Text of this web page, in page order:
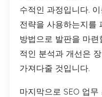
수적인 과정입니다.
전략을 사용하는지를
방법으로 발판을 마련
적인 분석과 개선은
가져다줄 것입니다.
마지막으로 SEO 업